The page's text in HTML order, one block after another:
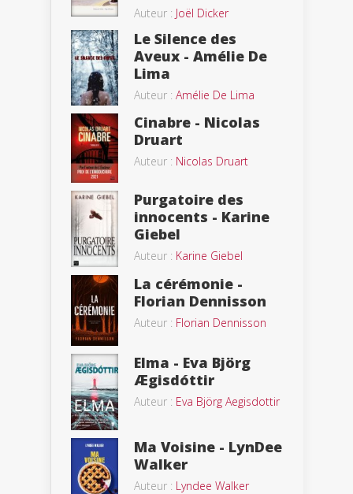
Auteur : Joël Dicker
Le Silence des
Aveux - Amélie De
Lima
Auteur : Amélie De Lima
Cinabre - Nicolas
Druart
Auteur : Nicolas Druart
Purgatoire des
innocents - Karine
Giebel
Auteur : Karine Giebel
La cérémonie -
Florian Dennisson
Auteur : Florian Dennisson
Elma - Eva Björg
Ægisdóttir
Auteur : Eva Björg Aegisdottir
Ma Voisine - LynDee
Walker
Auteur : Lyndee Walker